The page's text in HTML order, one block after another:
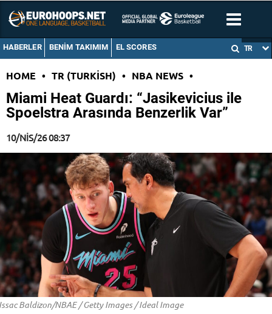
HABERLER BENIM TAKIMIM EL SCORES TR
HOME • TR (TURKISH) • NBA NEWS •
Miami Heat Guardı: “Jasikevicius ile
Spoelstra Arasında Benzerlik Var”
10/NIS/26 08:37
Baldizon/NBAE / Getty Images / Ideal Image